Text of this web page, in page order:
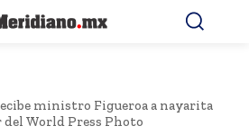
ministro Figueroa a nayarita
del World Press Photo